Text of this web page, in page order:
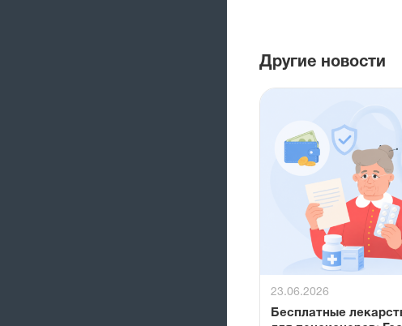
Другие новости
23.06.2026
Бесплатные